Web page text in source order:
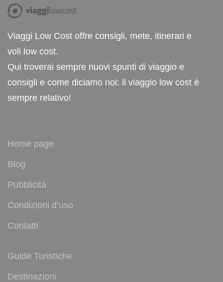
Viaggi Low Cost offre consigli, mete, itinerari e
voli low cost.
Qui troverai sempre nuovi spunti di viaggio e
consigli e come diciamo noi: il viaggio low cost è
sempre relativo!
Home page
Blog
Pubblicità
Condizioni d’uso
Contatti
Guide Turistiche
Destinazioni